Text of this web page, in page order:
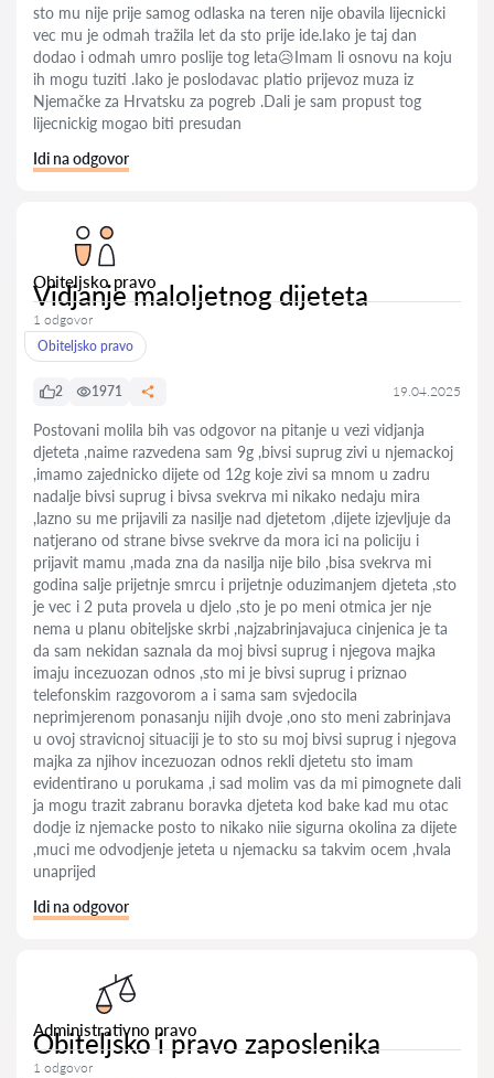
sto mu nije prije samog odlaska na teren nije obavila lijecnicki
vec mu je odmah tražila let da sto prije ide.Iako je taj dan
dodao i odmah umro poslije tog leta😥Imam li osnovu na koju
ih mogu tuziti .Iako je poslodavac platio prijevoz muza iz
Njemačke za Hrvatsku za pogreb .Dali je sam propust tog
lijecnickig mogao biti presudan
Idi na odgovor
Obiteljsko pravo
Vidjanje maloljetnog dijeteta
1 odgovor
Obiteljsko pravo
2 1971 19.04.2025
Postovani molila bih vas odgovor na pitanje u vezi vidjanja
djeteta ,naime razvedena sam 9g ,bivsi suprug zivi u njemackoj
,imamo zajednicko dijete od 12g koje zivi sa mnom u zadru
nadalje bivsi suprug i bivsa svekrva mi nikako nedaju mira
,lazno su me prijavili za nasilje nad djetetom ,dijete izjevljuje da
natjerano od strane bivse svekrve da mora ici na policiju i
prijavit mamu ,mada zna da nasilja nije bilo ,bisa svekrva mi
godina salje prijetnje smrcu i prijetnje oduzimanjem djeteta ,sto
je vec i 2 puta provela u djelo ,sto je po meni otmica jer nje
nema u planu obiteljske skrbi ,najzabrinjavajuca cinjenica je ta
da sam nekidan saznala da moj bivsi suprug i njegova majka
imaju incezuozan odnos ,sto mi je bivsi suprug i priznao
telefonskim razgovorom a i sama sam svjedocila
neprimjerenom ponasanju nijih dvoje ,ono sto meni zabrinjava
u ovoj stravicnoj situaciji je to sto su moj bivsi suprug i njegova
majka za njihov incezuozan odnos rekli djetetu sto imam
evidentirano u porukama ,i sad molim vas da mi pimognete dali
ja mogu trazit zabranu boravka djeteta kod bake kad mu otac
dodje iz njemacke posto to nikako niie sigurna okolina za dijete
,muci me odvodjenje jeteta u njemacku sa takvim ocem ,hvala
unaprijed
Idi na odgovor
Administrativno pravo
Obiteljsko i pravo zaposlenika
1 odgovor